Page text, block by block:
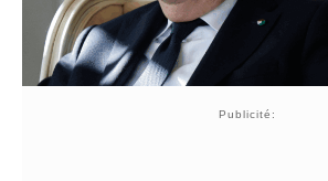
Publicité: